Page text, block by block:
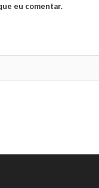
eu comentar.